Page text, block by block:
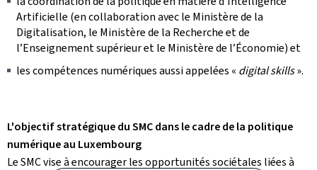
Artificielle (en collaboration avec le Ministère de la
Digitalisation, le Ministère de la Recherche et de
l’Enseignement supérieur et le Ministère de l’Économie) et
les compétences numériques aussi appelées « digital skills».
L'objectif stratégique du SMC dans le cadre de la politique
numérique au Luxembourg
Le SMC vise à encourager les opportunités sociétales liées à